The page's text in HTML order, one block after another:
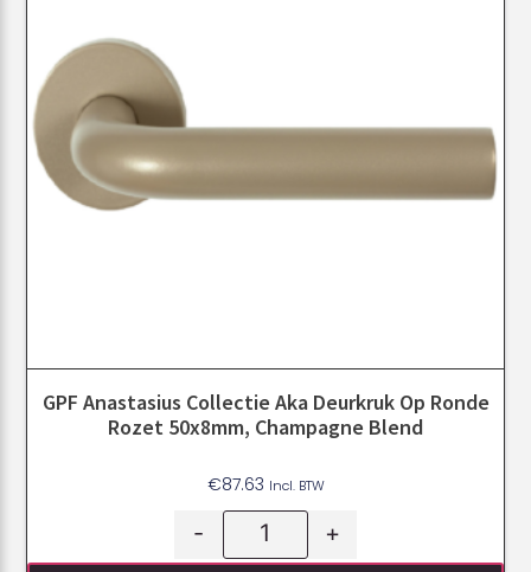
GPF Anastasius Collectie Aka Deurkruk Op Ronde
Rozet 50x8mm, Champagne Blend
€87.63 Incl. BTW
- +